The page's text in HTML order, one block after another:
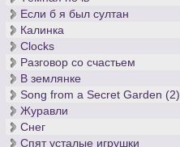
Если б я был султан
Калинка
Clocks
Разговор со счастьем
В землянке
Song from a Secret Garden (2)
Журавли
Снег
Спят усталые игрушки